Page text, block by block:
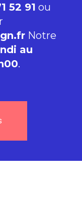
52 91 ou
Notre
au
.